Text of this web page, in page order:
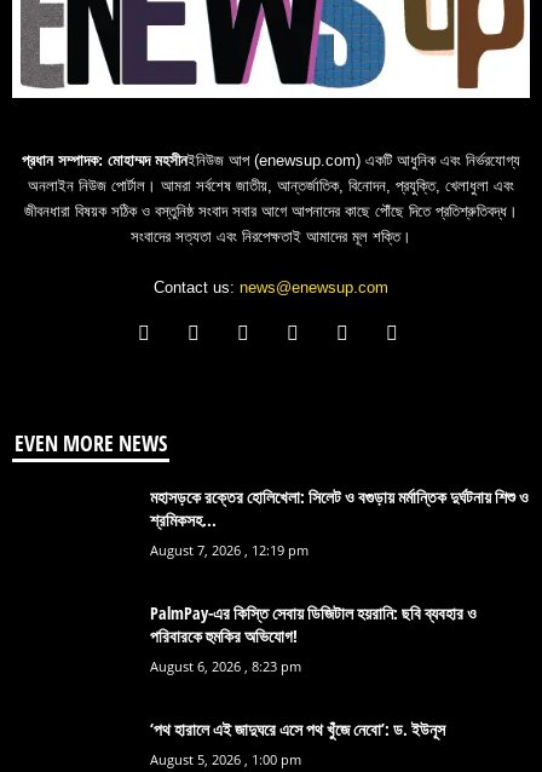
প্রধান সম্পাদক: মোহাম্মদ মহসীনইনিউজ আপ (enewsup.com) একটি আধুনিক এবং নির্ভরযোগ্য
অনলাইন নিউজ পোর্টাল। আমরা সর্বশেষ জাতীয়, আন্তর্জাতিক, বিনোদন, প্রযুক্তি, খেলাধুলা এবং
জীবনধারা বিষয়ক সঠিক ও বস্তুনিষ্ঠ সংবাদ সবার আগে আপনাদের কাছে পৌঁছে দিতে প্রতিশ্রুতিবদ্ধ।
সংবাদের সত্যতা এবং নিরপেক্ষতাই আমাদের মূল শক্তি।
Contact us: news@enewsup.com
EVEN MORE NEWS
মহাসড়কে রক্তের হোলিখেলা: সিলেট ও বগুড়ায় মর্মান্তিক দুর্ঘটনায় শিশু ও
শ্রমিকসহ...
August 7, 2026 , 12:19 pm
PalmPay-এর কিস্তি সেবায় ডিজিটাল হয়রানি: ছবি ব্যবহার ও
পরিবারকে হুমকির অভিযোগ!
August 6, 2026 , 8:23 pm
‘পথ হারালে এই জাদুঘরে এসে পথ খুঁজে নেবো’: ড. ইউনূস
August 5, 2026 , 1:00 pm